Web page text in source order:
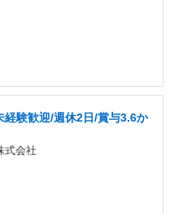
験歓迎/週休2日/賞与3.6か
式会社